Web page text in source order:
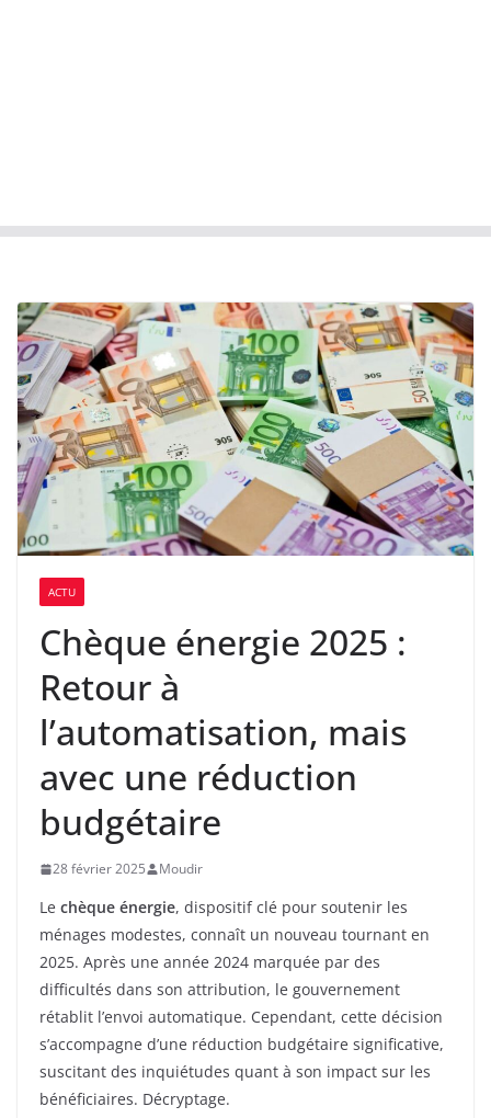
ACTU
Chèque énergie 2025 :
Retour à
l’automatisation, mais
avec une réduction
budgétaire
28 février 2025 Moudir
Le chèque énergie, dispositif clé pour soutenir les
ménages modestes, connaît un nouveau tournant en
2025. Après une année 2024 marquée par des
difficultés dans son attribution, le gouvernement
rétablit l’envoi automatique. Cependant, cette décision
s’accompagne d’une réduction budgétaire significative,
suscitant des inquiétudes quant à son impact sur les
bénéficiaires. Décryptage.